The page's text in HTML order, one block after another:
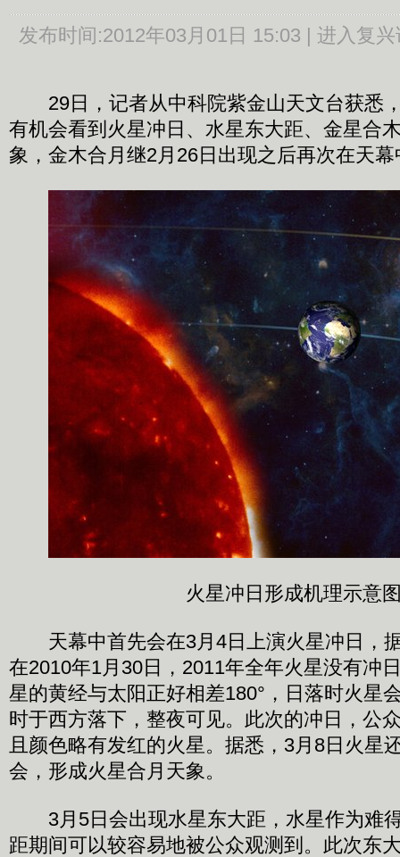
发布时间:2012年03月01日 15:03 | 进入复兴
29日，记者从中科院紫金山天文台获悉
有机会看到火星冲日、水星东大距、金星合
象，金木合月继2月26日出现之后再次在天
火星冲日形成机理示意
天幕中首先会在3月4日上演火星冲日，
在2010年1月30日，2011年全年火星没有冲
星的黄经与太阳正好相差180°，日落时火星
时于西方落下，整夜可见。此次的冲日，公
且颜色略有发红的火星。据悉，3月8日火星
会，形成火星合月天象。
3月5日会出现水星东大距，水星作为难
距期间可以较容易地被公众观测到。此次东